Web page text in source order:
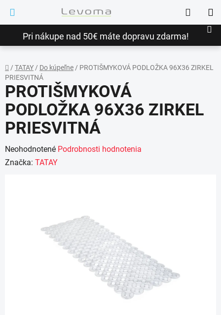
obsah
Pri nákupe nad 50€ máte dopravu zdarma!
Hľadať
Domov
/ TATAY/ Do kúpeľne/ PROTIŠMYKOVÁ PODLOŽKA 96X36 ZIRKEL
PRIESVITNÁ
PROTIŠMYKOVÁ
PODLOŽKA 96X36 ZIRKEL
PRIESVITNÁ
Priemerné
hodnotenie
Neohodnotené Podrobnosti hodnotenia
Značka: TATAY